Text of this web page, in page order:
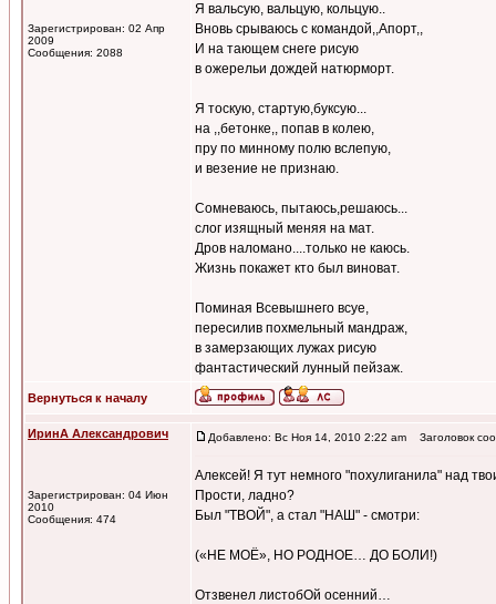
Зарегистрирован: 02 Апр
2009
Сообщения: 2088
Я вальсую, вальцую, кольцую..
Вновь срываюсь с командой,,Апорт,,
И на тающем снеге рисую
в ожерельи дождей натюрморт.
Я тоскую, стартую,буксую...
на ,,бетонке,, попав в колею,
пру по минному полю вслепую,
и везение не признаю.
Сомневаюсь, пытаюсь,решаюсь...
слог изящный меняя на мат.
Дров наломано....только не каюсь.
Жизнь покажет кто был виноват.
Поминая Всевышнего всуе,
пересилив похмельный мандраж,
в замерзающих лужах рисую
фантастический лунный пейзаж.
Вернуться к началу
ИринА Александрович
Зарегистрирован: 04 Июн
2010
Сообщения: 474
Добавлено: Вс Ноя 14, 2010 2:22 am Заголовок
Алексей! Я тут немного "похулиганила" над
Прости, ладно?
Был "ТВОЙ", а стал "НАШ" - смотри:
(«НЕ МОЁ», НО РОДНОЕ… ДО БОЛИ!)
Отзвенел листобОй осенний…